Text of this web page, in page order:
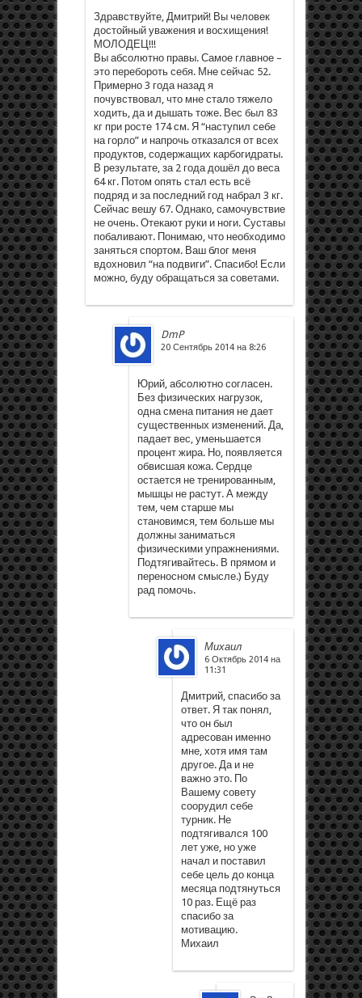
Здравствуйте, Дмитрий! Вы человек
достойный уважения и восхищения!
МОЛОДЕЦ!!!
Вы абсолютно правы. Самое главное –
это перебороть себя. Мне сейчас 52.
Примерно 3 года назад я
почувствовал, что мне стало тяжело
ходить, да и дышать тоже. Вес был 83
кг при росте 174 см. Я “наступил себе
на горло” и напрочь отказался от всех
продуктов, содержащих карбогидраты.
В результате, за 2 года дошёл до веса
64 кг. Потом опять стал есть всё
подряд и за последний год набрал 3 кг.
Сейчас вешу 67. Однако, самочувствие
не очень. Отекают руки и ноги. Суставы
побаливают. Понимаю, что необходимо
заняться спортом. Ваш блог меня
вдохновил “на подвиги”. Спасибо! Если
можно, буду обращаться за советами.
DmP
20 Сентябрь 2014 на 8:26
Юрий, абсолютно согласен.
Без физических нагрузок,
одна смена питания не дает
существенных изменений. Да,
падает вес, уменьшается
процент жира. Но, появляется
обвисшая кожа. Сердце
остается не тренированным,
мышцы не растут. А между
тем, чем старше мы
становимся, тем больше мы
должны заниматься
физическими упражнениями.
Подтягивайтесь. В прямом и
переносном смысле.) Буду
рад помочь.
Михаил
6 Октябрь 2014 на
11:31
Дмитрий, спасибо за
ответ. Я так понял,
что он был
адресован именно
мне, хотя имя там
другое. Да и не
важно это. По
Вашему совету
соорудил себе
турник. Не
подтягивался 100
лет уже, но уже
начал и поставил
себе цель до конца
месяца подтянуться
10 раз. Ещё раз
спасибо за
мотивацию.
Михаил